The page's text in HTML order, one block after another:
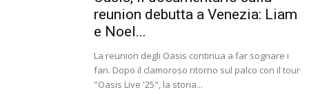
reunion debutta a Venezia: Liam
e Noel...
La reunion degli Oasis continua a far sognare i
fan. Dopo il clamoroso ritorno sul palco con il tour
"Oasis Live '25", la storia...